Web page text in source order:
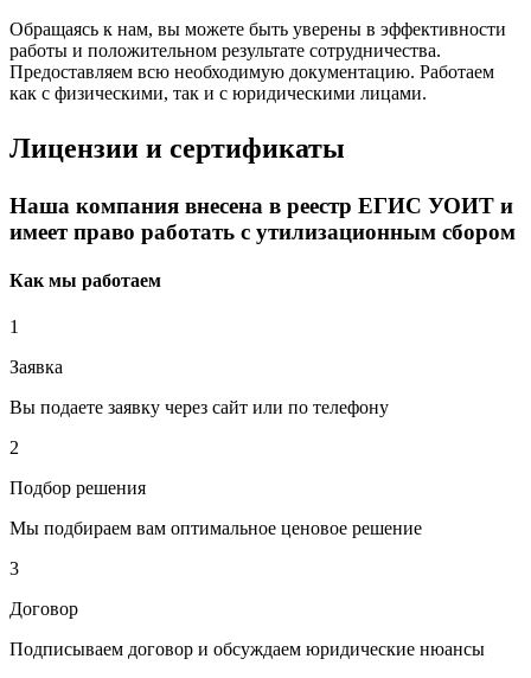
Обращаясь к нам, вы можете быть уверены в эффективности
работы и положительном результате сотрудничества.
Предоставляем всю необходимую документацию. Работаем
как с физическими, так и с юридическими лицами.
Лицензии и сертификаты
Наша компания внесена в реестр ЕГИС УОИТ и
имеет право работать с утилизационным сбором
Как мы работаем
1
Заявка
Вы подаете заявку через сайт или по телефону
2
Подбор решения
Мы подбираем вам оптимальное ценовое решение
3
Договор
Подписываем договор и обсуждаем юридические нюансы